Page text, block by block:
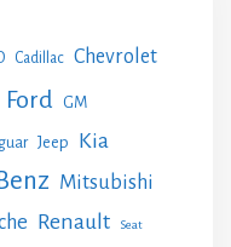
Cadillac Chevrolet
Ford GM
Jeep Kia
Mitsubishi
Renault Seat